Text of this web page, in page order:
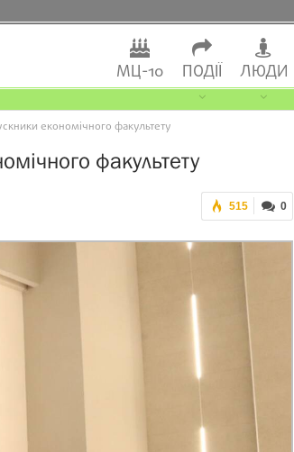
МЦ-10 ПОДІЇ ЛЮДИ
економічного факультету
факультету
0
515